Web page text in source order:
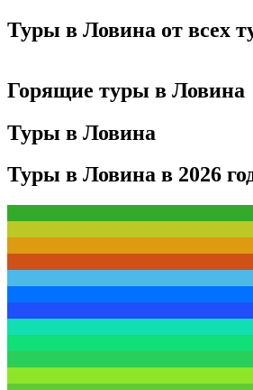
Туры в Ловина от всех
Горящие туры в Ловина
Туры в Ловина
Туры в Ловина в 2026